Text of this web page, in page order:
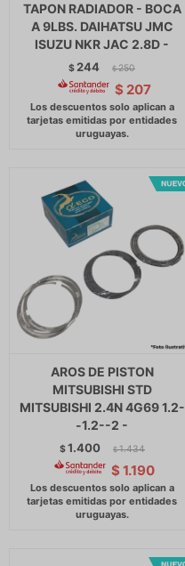
TAPON RADIADOR - BOCA
A 9LBS. DAIHATSU JMC
ISUZU NKR JAC 2.8D -
$ 244 $ 250
$ 207
AROS DE PISTON
MITSUBISHI STD
MITSUBISHI 2.4N 4G69 1.2-
-1.2--2 -
$1.400 $ 1.434
$ 1.190